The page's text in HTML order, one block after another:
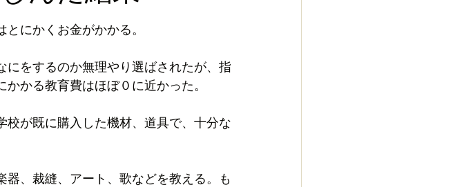
にかくお金がかかる。
をするのか無理やり選ばされたが、指
かる教育費はほぼ０に近かった。
が既に購入した機材、道具で、十分な
、裁縫、アート、歌などを教える。も